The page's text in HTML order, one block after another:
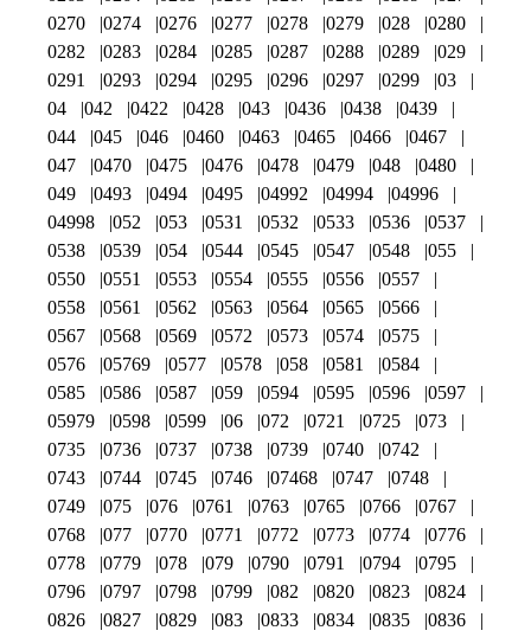
0270
0274 0276 0277 0278 0279 028
0280
0282
0283 0284 0285 0287 0288 0289
029
0291
0293 0294 0295 0296 0297 0299
03
04
042 0422 0428 043 0436 0438
0439
044
045 046 0460 0463 0465 0466
0467
047
0470 0475 0476 0478 0479 048
0480
049
0493 0494 0495 04992 04994
04996
04998
052 053 0531 0532 0533 0536
0537
0538
0539 054 0544 0545 0547 0548
055
0550
0551 0553 0554 0555 0556
0557
0558
0561 0562 0563 0564 0565
0566
0567
0568 0569 0572 0573 0574
0575
0576
05769 0577 0578 058 0581
0584
0585
0586 0587 059 0594 0595 0596
0597
05979
0598 0599 06 072 0721 0725
073
0735
0736 0737 0738 0739 0740
0742
0743
0744 0745 0746 07468 0747
0748
0749
075 076 0761 0763 0765 0766
0767
0768
077 0770 0771 0772 0773 0774
0776
0778
0779 078 079 0790 0791 0794
0795
0796
0797 0798 0799 082 0820 0823
0824
0826
0827 0829 083 0833 0834 0835
0836